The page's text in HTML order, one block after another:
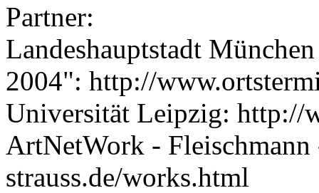
Partner:
Landeshauptstadt
2004": http://
Universität Leipzig: http://
ArtNetWork -
strauss.de/works.html